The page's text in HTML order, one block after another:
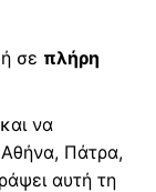
σε πλήρη
να
Πάτρα,
αυτή τη